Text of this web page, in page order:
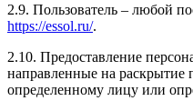
2.9. Пользователь – любой
https://essol.ru/.
2.10. Предоставление
направленные на раскрытие
определенному лицу или